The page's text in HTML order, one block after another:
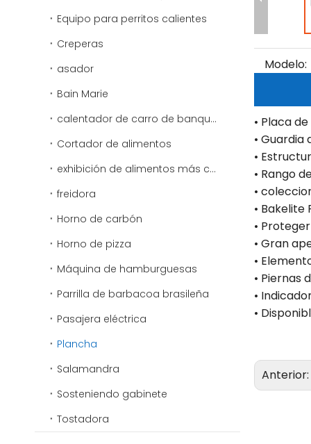
Equipo para perritos calientes
Creperas
asador
Bain Marie
calentador de carro de banquete
Cortador de alimentos
exhibición de alimentos más cálido
freidora
Horno de carbón
Horno de pizza
Máquina de hamburguesas
Parrilla de barbacoa brasileña
Pasajera eléctrica
Plancha
Salamandra
Sosteniendo gabinete
Tostadora
Modelo:
• Placa
•
•
• Rango
•
•
•
• Gran
•
• Piernas
•
•
Anterior: